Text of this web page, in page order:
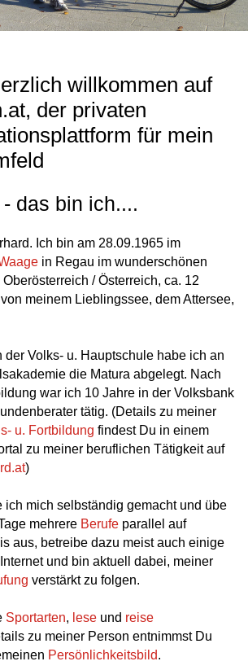
willkommen auf
der privaten
für mein
das bin ich....
Ich bin am 28.09.1965 im
in Regau im wunderschönen
/ Österreich, ca. 12
meinem Lieblingssee, dem Attersee,
der Volks- u. Hauptschule habe ich an
die Matura abgelegt. Nach
war ich 10 Jahre in der Volksbank
tätig. (Details zu meiner
u. Fortbildung findest Du in einem
zu meiner beruflichen Tätigkeit auf
)
ich mich selbständig gemacht und übe
mehrere Berufe parallel auf
aus, betreibe dazu meist auch einige
und bin aktuell dabei, meiner
verstärkt zu folgen.
Sportarten, lese und reise
zu meiner Person entnimmst Du
Persönlichkeitsbild.